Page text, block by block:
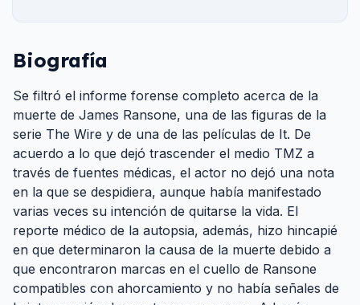
Biografía
Se filtró el informe forense completo acerca de la
muerte de James Ransone, una de las figuras de la
serie The Wire y de una de las películas de It. De
acuerdo a lo que dejó trascender el medio TMZ a
través de fuentes médicas, el actor no dejó una nota
en la que se despidiera, aunque había manifestado
varias veces su intención de quitarse la vida. El
reporte médico de la autopsia, además, hizo hincapié
en que determinaron la causa de la muerte debido a
que encontraron marcas en el cuello de Ransone
compatibles con ahorcamiento y no había señales de